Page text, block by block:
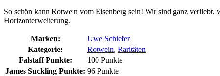
So schön kann Rotwein vom Eisenberg sein! Wir sind ganz
Horizonterweiterung.
Marken:
Uwe Schiefer
Kategorie:
Rotwein, Raritäten
Falstaff Punkte:
100 Punkte
James Suckling Punkte: 96 Punkte